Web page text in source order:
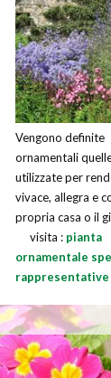
Vengono definite
ornamentali
utilizzate per
vivace, allegra e
propria casa o il gi
visita : pianta
ornamentale
rappresentative